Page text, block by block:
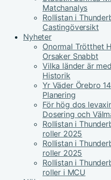
Matchanalys
Rollistan i
Castingöversikt
Nyheter
Onormal Trötthet
Orsaker Snabbt
Vilka länder är
Historik
Yr Väder Örebro
Planering
För hög dos
Dosering och
Rollistan i
roller 2025
Rollistan i
roller 2025
Rollistan i
roller i MCU